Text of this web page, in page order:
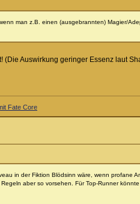
man z.B. einen (ausgebrannten) Magier/
Auswirkung geringer Essenz laut
Fate Core
in der Fiktion Blödsinn wäre, wenn profane
aber so vorsehen. Für Top-Runner